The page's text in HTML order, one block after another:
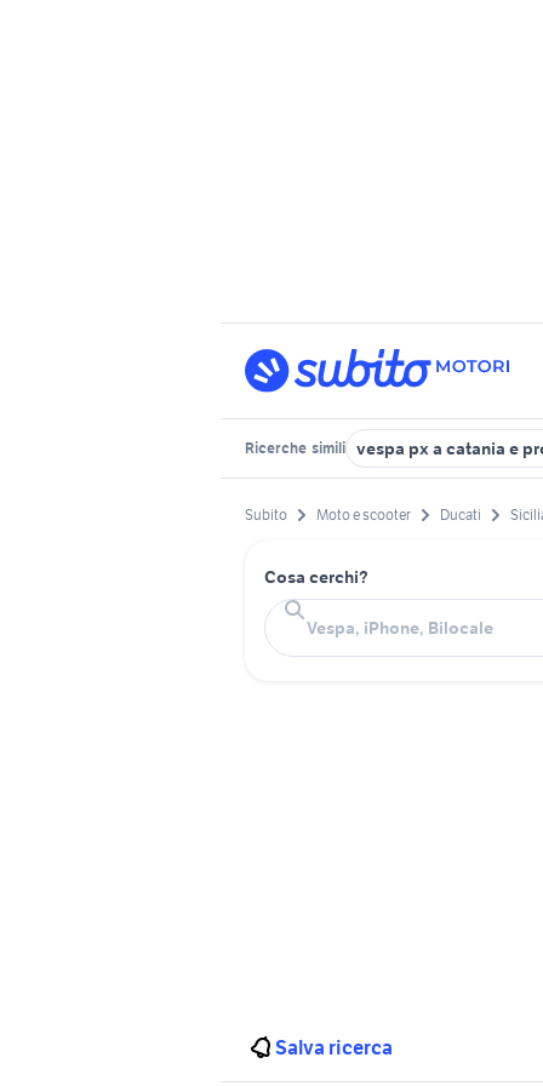
Ricerche simili vespa px a catania e
Subito Moto e scooter Ducati
Cosa cerchi?
Salva ricerca